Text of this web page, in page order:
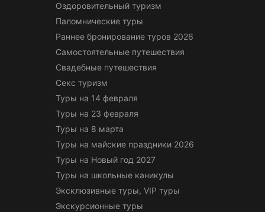
Оздоровительный туризм
Паломнические туры
Раннее бронирование туров 2026
Самостоятельные путешествия
Свадебные путешествия
Секс туризм
Туры на 14 февраля
Туры на 23 февраля
Туры на 8 марта
Туры на майские праздники 2026
Туры на Новый год 2027
Туры на школьные каникулы
Эксклюзивные туры, VIP туры
Экскурсионные туры